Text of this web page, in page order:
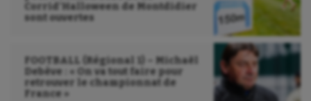
Corrid’Halloween de Montdidier
sont ouvertes
FOOTBALL (Régional 1) – Michaël
Debève : « On va tout faire pour
retrouver le championnat de
France »